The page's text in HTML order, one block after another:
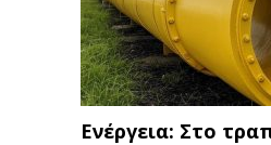
Ενέργεια: Στο